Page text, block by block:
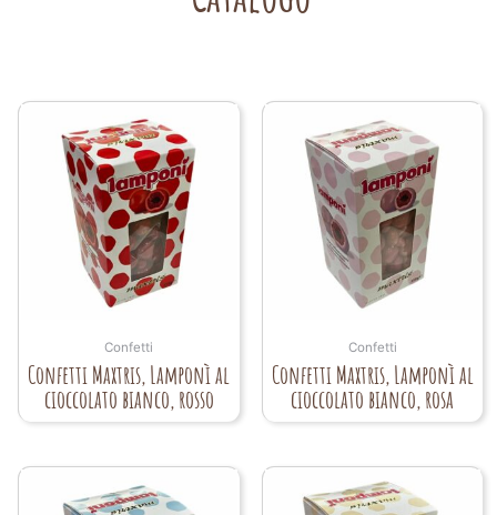
Confetti
Confetti Maxtris, Lamponì al
cioccolato bianco, rosso
Confetti
Confetti Maxtris, Lamponì al
cioccolato bianco, rosa